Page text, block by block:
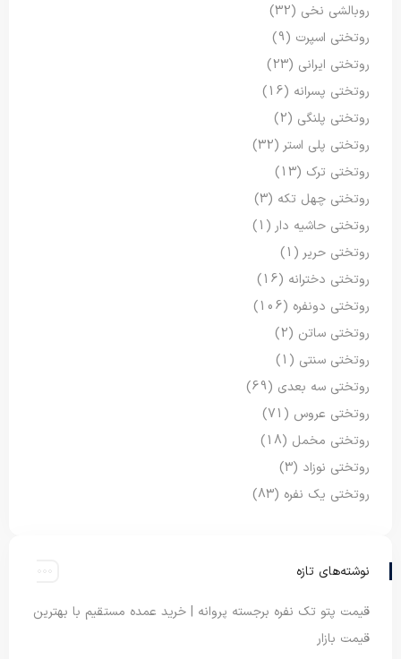
روبالشی نخی (32)
روتختی اسپرت (9)
روتختی ایرانی (23)
روتختی پسرانه (16)
روتختی پلنگی (2)
روتختی پلی استر (32)
روتختی ترک (13)
روتختی چهل تکه (3)
روتختی حاشیه دار (1)
روتختی حریر (1)
روتختی دخترانه (16)
روتختی دونفره (106)
روتختی ساتن (2)
روتختی سنتی (1)
روتختی سه بعدی (69)
روتختی عروس (71)
روتختی مخمل (18)
روتختی نوزاد (3)
روتختی یک نفره (83)
نوشته‌های تازه
قیمت پتو تک نفره برجسته پروانه | خرید عمده مستقیم با بهترین
قیمت بازار